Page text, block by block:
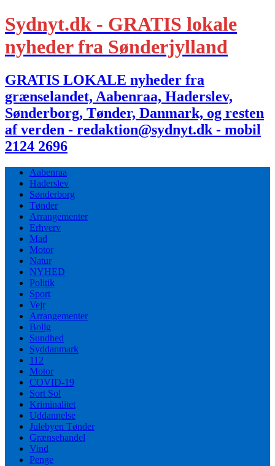
Sydnyt.dk - GRATIS lokale
nyheder fra Sønderjylland
GRATIS LOKALE nyheder fra
grænselandet, Aabenraa, Haderslev,
Sønderborg, Tønder, Danmark, og resten
af verden - redaktion@sydnyt.dk - mobil
2124 2696
Aabenraa
Haderslev
Sønderborg
Tønder
Arrangementer
Erhverv
Mad
Motor
Natur
NYHED
Politik
Sport
Vejr
Arrangementer
Bolig
Sundhed
Syddanmark
112
Motor
COVID-19
Sort Sol
Kriminalitet
Uddannelse
Julebyen Tønder
Grænsehandel
Vind
Penge